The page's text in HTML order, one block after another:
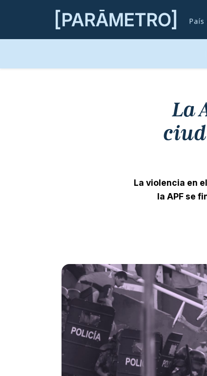
La
La violencia en
la APF se